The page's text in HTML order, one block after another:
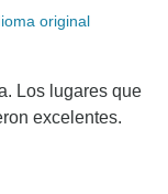
original
Los lugares que
excelentes.